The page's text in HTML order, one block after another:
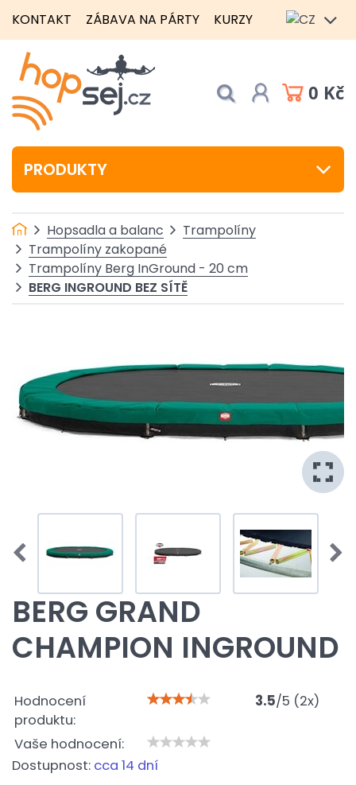
KONTAKT ZÁBAVA NA PÁRTY KURZY
0 Kč
PRODUKTY
Hopsadla a balanc
Trampolíny
Trampolíny zakopané
Trampolíny Berg InGround - 20 cm
BERG INGROUND BEZ SÍTĚ
BERG GRAND
CHAMPION INGROUND
Hodnocení
produktu:
3.5/5 (2x)
Vaše hodnocení:
Dostupnost: cca 14 dní